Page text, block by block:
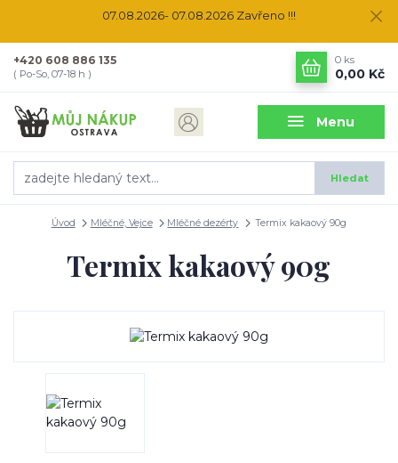
07.08.2026- 07.08.2026 Zavřeno !!!
Menu
Hledat
+420 608 886 135
( Po-So, 07-18 h )
0 ks
0,00 Kč
Úvod Mléčné, Vejce Mléčné dezérty Termix kakaový 90g
Termix kakaový 90g